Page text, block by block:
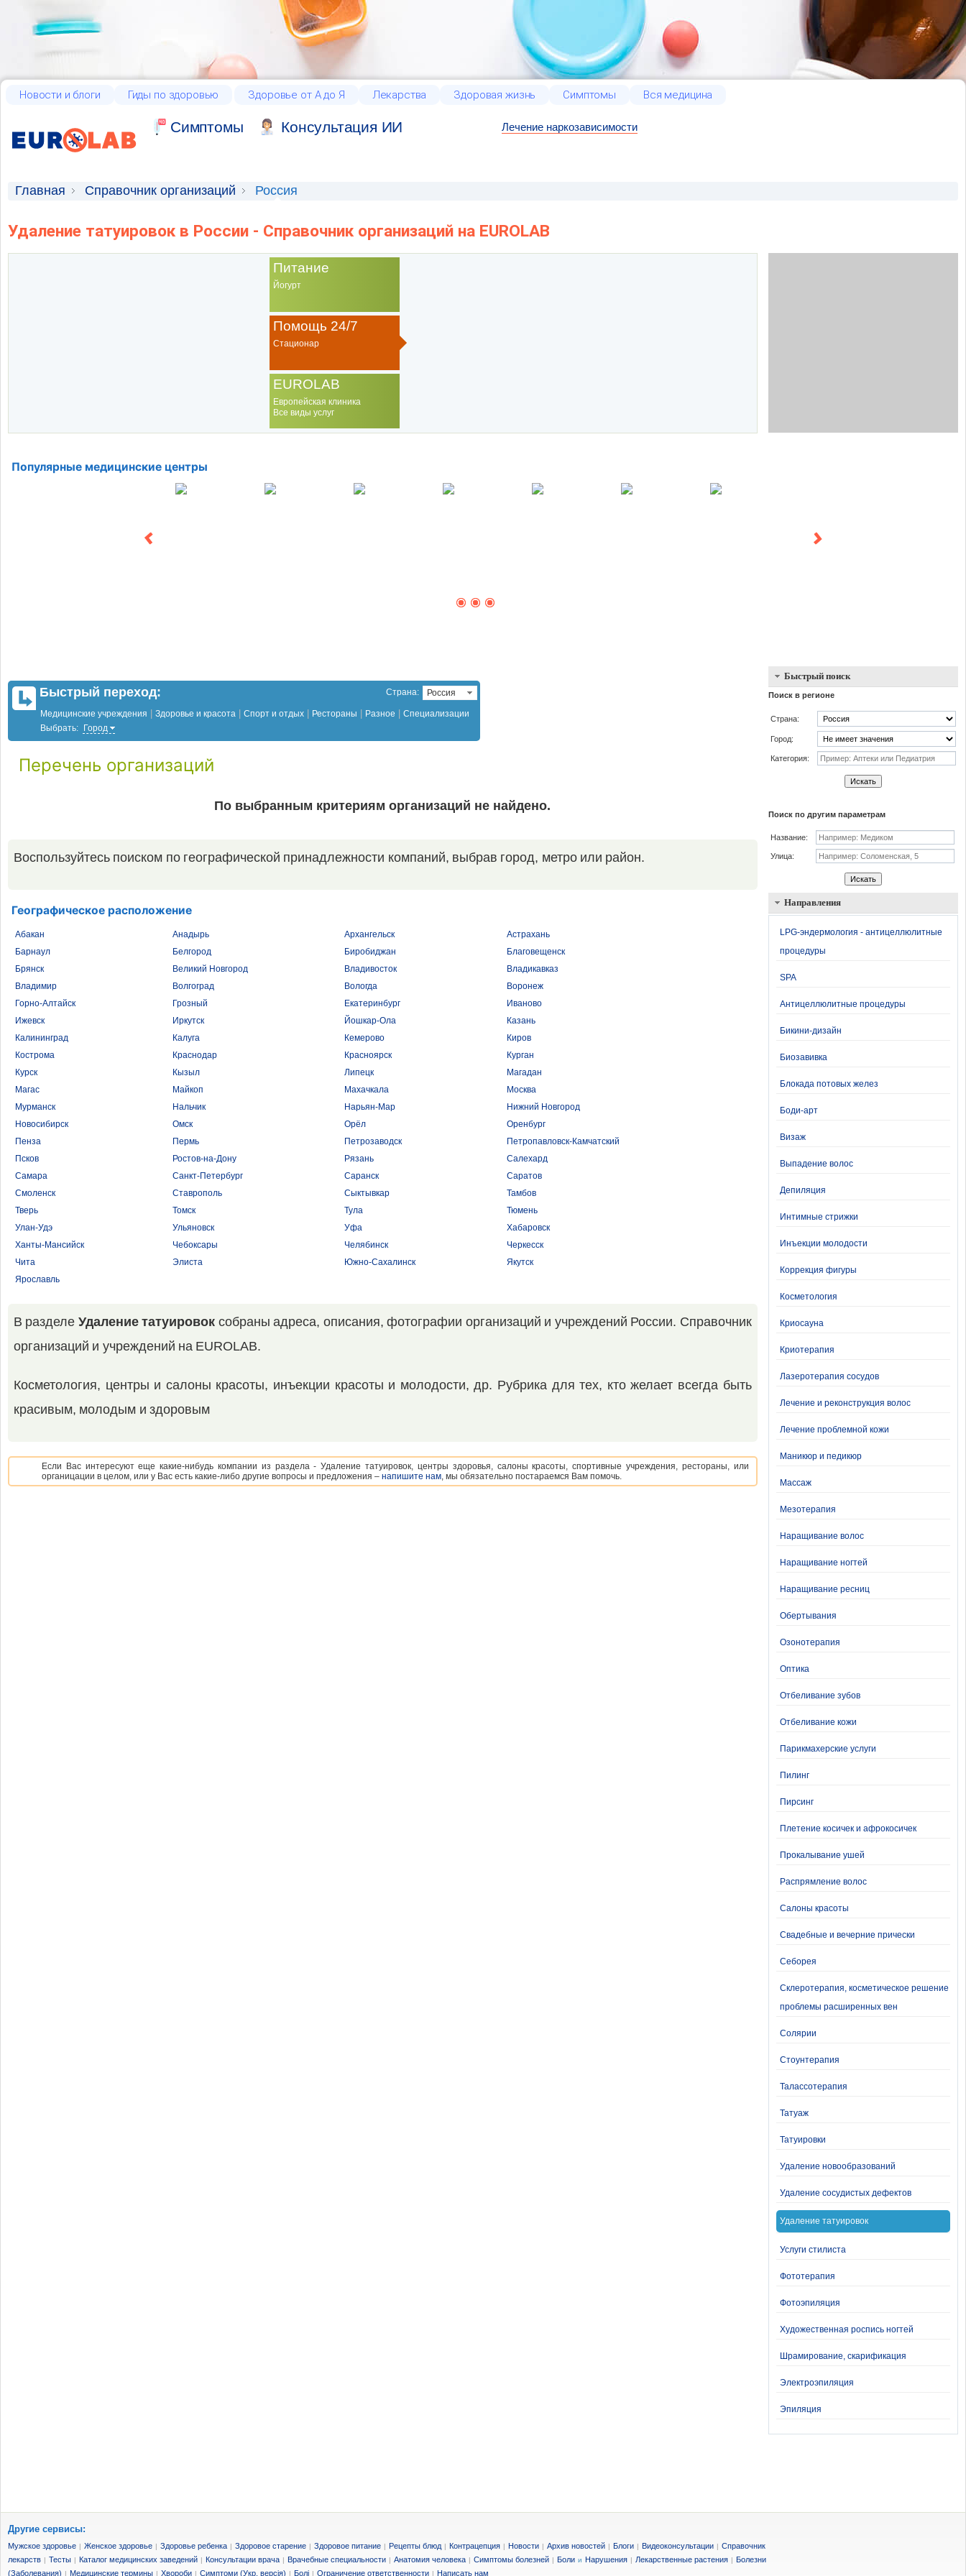
Новости и блоги Гиды по здоровью Здоровье от А до Я Лекарства Здоровая жизнь Симптомы Вся медицина
Cимптомы Консультация ИИ Лечение наркозависимости
Главная Справочник организаций Россия
Удаление татуировок в России - Справочник организаций на EUROLAB
Питание
Йогурт
Помощь 24/7
Стационар
EUROLAB
Европейская клиника
Все виды услуг
Популярные медицинские центры
Быстрый переход: Страна: Россия
Медицинские учреждения Здоровье и красота Спорт и отдых Рестораны Разное
Специализации
Выбрать:
Город
Перечень организаций
По выбранным критериям организаций не найдено.
Воспользуйтесь поиском по географической принадлежности компаний, выбрав город, метро или район.
Географическое расположение
Абакан Анадырь Архангельск
Астрахань
Барнаул
Белгород Биробиджан
Благовещенск
Брянск
Великий Новгород Владивосток
Владикавказ
Владимир
Волгоград Вологда
Воронеж
Горно-Алтайск
Грозный Екатеринбург
Иваново
Ижевск
Иркутск Йошкар-Ола
Казань
Калининград
Калуга Кемерово
Киров
Кострома
Краснодар Красноярск
Курган
Курск
Кызыл Липецк
Магадан
Магас
Майкоп Махачкала
Москва
Мурманск
Нальчик Нарьян-Мар
Нижний Новгород
Новосибирск
Омск Орёл
Оренбург
Пенза
Пермь Петрозаводск
Петропавловск-Камчатский
Псков
Ростов-на-Дону Рязань
Салехард
Самара
Санкт-Петербург Саранск
Саратов
Смоленск
Ставрополь Сыктывкар
Тамбов
Тверь
Томск Тула
Тюмень
Улан-Удэ
Ульяновск Уфа
Хабаровск
Ханты-Мансийск
Чебоксары Челябинск
Черкесск
Чита
Элиста Южно-Сахалинск
Якутск
Ярославль
В разделе Удаление татуировок собраны адреса, описания, фотографии организаций и учреждений России. Справочник
организаций и учреждений на EUROLAB.
Косметология, центры и салоны красоты, инъекции красоты и молодости, др. Рубрика для тех, кто желает всегда быть
красивым, молодым и здоровым
Если Вас интересуют еще какие-нибудь компании из раздела - Удаление татуировок, центры здоровья, салоны красоты, спортивные учреждения, рестораны, или
органицации в целом, или у Вас есть какие-либо другие вопросы и предложения – напишите нам, мы обязательно постараемся Вам помочь.
Быстрый поиск
Поиск в регионе
Страна:
Город:
Категория:
Искать
Поиск по другим параметрам
Название:
Улица:
Искать
Направления
LPG-эндермология - антицеллюлитные
процедуры
SPA
Антицеллюлитные процедуры
Бикини-дизайн
Биозавивка
Блокада потовых желез
Боди-арт
Визаж
Выпадение волос
Депиляция
Интимные стрижки
Инъекции молодости
Коррекция фигуры
Косметология
Криосауна
Криотерапия
Лазеротерапия сосудов
Лечение и реконструкция волос
Лечение проблемной кожи
Маникюр и педикюр
Массаж
Мезотерапия
Наращивание волос
Наращивание ногтей
Наращивание ресниц
Обертывания
Озонотерапия
Оптика
Отбеливание зубов
Отбеливание кожи
Парикмахерские услуги
Пилинг
Пирсинг
Плетение косичек и афрокосичек
Прокалывание ушей
Распрямление волос
Салоны красоты
Свадебные и вечерние прически
Себорея
Склеротерапия, косметическое решение
проблемы расширенных вен
Солярии
Стоунтерапия
Талассотерапия
Татуаж
Татуировки
Удаление новообразований
Удаление сосудистых дефектов
Удаление татуировок
Услуги стилиста
Фототерапия
Фотоэпиляция
Художественная роспись ногтей
Шрамирование, скарификация
Электроэпиляция
Эпиляция
Другие сервисы:
Мужское здоровье | Женское здоровье | Здоровье ребенка | Здоровое старение | Здоровое питание | Рецепты блюд | Контрацепция | Новости | Архив новостей | Блоги | Видеоконсультации | Справочник
лекарств | Тесты | Каталог медицинских заведений | Консультации врача | Врачебные специальности | Анатомия человека | Симптомы болезней | Боли и Нарушения | Лекарственные растения | Болезни
(Заболевания) | Медицинские термины | Хвороби | Симптоми (Укр. версія) | Болі | Ограничение ответственности | Написать нам